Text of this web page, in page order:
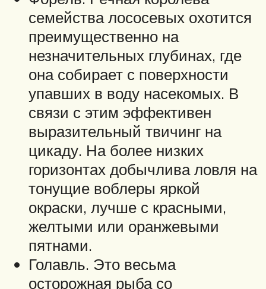
семейства лососевых охотится
преимущественно на
незначительных глубинах, где
она собирает с поверхности
упавших в воду насекомых. В
связи с этим эффективен
выразительный твичинг на
цикаду. На более низких
горизонтах добычлива ловля на
тонущие воблеры яркой
окраски, лучше с красными,
желтыми или оранжевыми
пятнами.
Голавль. Это весьма
осторожная рыба со